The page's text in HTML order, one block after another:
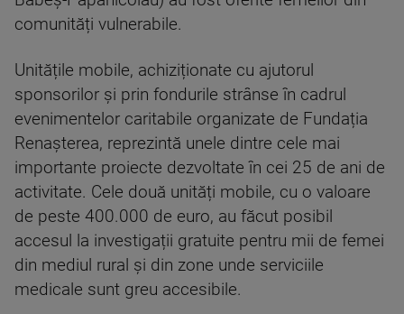
comunități vulnerabile.
Unitățile mobile, achiziționate cu ajutorul
sponsorilor și prin fondurile strânse în cadrul
evenimentelor caritabile organizate de Fundația
Renașterea, reprezintă unele dintre cele mai
importante proiecte dezvoltate în cei 25 de ani de
activitate. Cele două unități mobile, cu o valoare
de peste 400.000 de euro, au făcut posibil
accesul la investigații gratuite pentru mii de femei
din mediul rural și din zone unde serviciile
medicale sunt greu accesibile.